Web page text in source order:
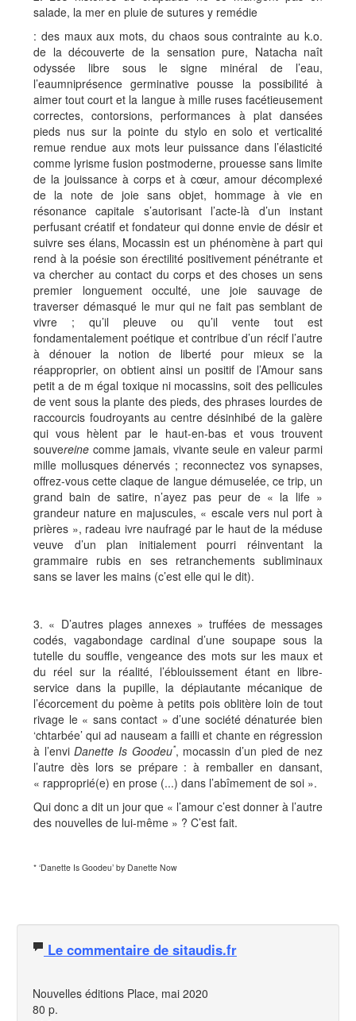
salade, la mer en pluie de sutures y remédie
: des maux aux mots, du chaos sous contrainte au k.o.
de la découverte de la sensation pure, Natacha naît
odyssée libre sous le signe minéral de l’eau,
l’eaumniprésence germinative pousse la possibilité à
aimer tout court et la langue à mille ruses facétieusement
correctes, contorsions, performances à plat dansées
pieds nus sur la pointe du stylo en solo et verticalité
remue rendue aux mots leur puissance dans l’élasticité
comme lyrisme fusion postmoderne, prouesse sans limite
de la jouissance à corps et à cœur, amour décomplexé
de la note de joie sans objet, hommage à vie en
résonance capitale s’autorisant l’acte-là d’un instant
perfusant créatif et fondateur qui donne envie de désir et
suivre ses élans, Mocassin est un phénomène à part qui
rend à la poésie son érectilité positivement pénétrante et
va chercher au contact du corps et des choses un sens
premier longuement occulté, une joie sauvage de
traverser démasqué le mur qui ne fait pas semblant de
vivre ; qu’il pleuve ou qu’il vente tout est
fondamentalement poétique et contribue d’un récif l’autre
à dénouer la notion de liberté pour mieux se la
réapproprier, on obtient ainsi un positif de l’Amour sans
petit a de m égal toxique ni mocassins, soit des pellicules
de vent sous la plante des pieds, des phrases lourdes de
raccourcis foudroyants au centre désinhibé de la galère
qui vous hèlent par le haut-en-bas et vous trouvent
souvereine comme jamais, vivante seule en valeur parmi
mille mollusques dénervés ; reconnectez vos synapses,
offrez-vous cette claque de langue démuselée, ce trip, un
grand bain de satire, n’ayez pas peur de « la life »
grandeur nature en majuscules, « escale vers nul port à
prières », radeau ivre naufragé par le haut de la méduse
veuve d’un plan initialement pourri réinventant la
grammaire rubis en ses retranchements subliminaux
sans se laver les mains (c’est elle qui le dit).
3. « D’autres plages annexes » truffées de messages
codés, vagabondage cardinal d’une soupape sous la
tutelle du souffle, vengeance des mots sur les maux et
du réel sur la réalité, l’éblouissement étant en libre-
service dans la pupille, la dépiautante mécanique de
l’écorcement du poème à petits pois oblitère loin de tout
rivage le « sans contact » d’une société dénaturée bien
‘chtarbée’ qui ad nauseam a failli et chante en régression
à l’enviDanette Is Goodeu*, mocassin d’un pied de nez
l’autre dès lors se prépare : à remballer en dansant,
« rapproprié(e) en prose (...) dans l’abîmement de soi ».
Qui donc a dit un jour que « l’amour c’est donner à l’autre
des nouvelles de lui-même » ? C’est fait.
* ‘Danette Is Goodeu’ by Danette Now
Le commentaire de sitaudis.fr
Nouvelles éditions Place, mai 2020
80 p.